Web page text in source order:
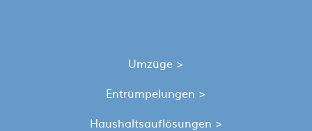
Umzüge >
Entrümpelungen >
Haushaltsauflösungen >